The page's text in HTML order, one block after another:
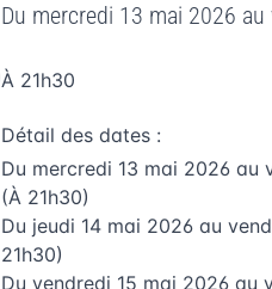
Du mercredi 13 mai 2026 au
À 21h30
Détail des dates :
Du mercredi 13 mai 2026au
(À 21h30)
Du jeudi 14 mai 2026au
21h30)
Duvendredi 15 mai 2026au